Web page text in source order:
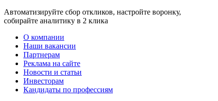
Автоматизируйте сбор откликов, настройте воронку,
собирайте аналитику в 2 клика
О компании
Наши вакансии
Партнерам
Реклама на сайте
Новости и статьи
Инвесторам
Кандидаты по профессиям